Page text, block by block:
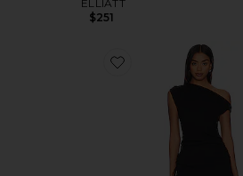
ELLIATT
$251
Favorite ORIGINAL SIN